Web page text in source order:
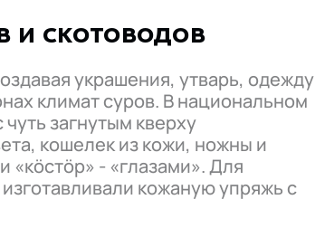
и скотоводов
украшения, утварь, одежду
климат суров. В национальном
загнутым кверху
кошелек из кожи, ножны и
- «глазами». Для
кожаную упряжь с